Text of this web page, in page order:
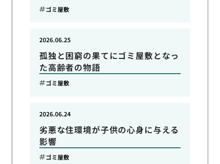
ゴミ屋敷
孤独と困窮の果てにゴミ屋敷となっ
た高齢者の物語
2026.06.25
ゴミ屋敷
劣悪な住環境が子供の心身に与える
影響
2026.06.24
ゴミ屋敷